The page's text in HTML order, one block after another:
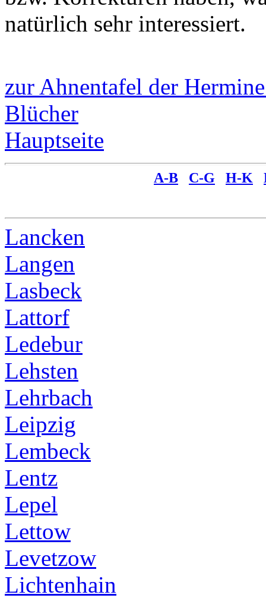
natürlich sehr interessiert.
zur Ahnentafel der
Blücher
Hauptseite
A-B C-G H-K
Lancken
Langen
Lasbeck
Lattorf
Ledebur
Lehsten
Lehrbach
Leipzig
Lembeck
Lentz
Lepel
Lettow
Levetzow
Lichtenhain